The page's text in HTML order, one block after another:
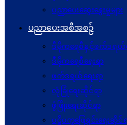
ပညာပေးဆွေးနွေးမှုများ
ပညာပေးအစီအစဉ်
ဒီမိုကရေစီနှင့်ဖက်ဒရ
ဒီမိုကရေစီရေးရာ
ဖက်ဒရယ်ရေးရာ
လုံခြုံရေးဆိုင်ရာ
ဖွံဖြိုးရေးဆိုင်ရာ
ပဋိပက္ခ‌ဖြေရှင်းရေးဆိုင်